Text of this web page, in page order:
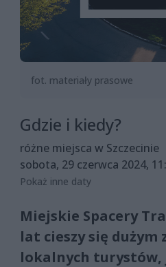
fot. materiały prasowe
Gdzie i kiedy?
różne miejsca w Szczecinie
sobota, 29 czerwca 2024,
Pokaż inne daty
Miejskie Spacery
lat cieszy się
lokalnych turystów,